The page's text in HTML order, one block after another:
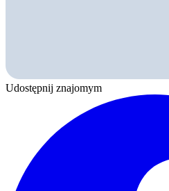
Udostępnij znajomym